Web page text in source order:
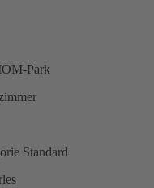
Park
Standard